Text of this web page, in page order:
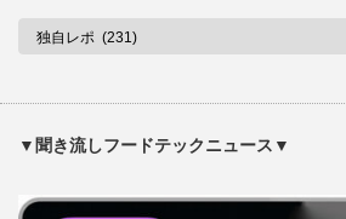
▼聞き流しフードテックニュース▼